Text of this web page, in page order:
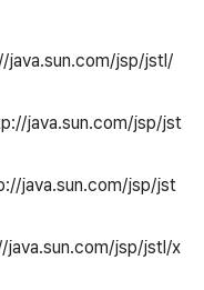
java.sun.com/jsp/jstl/
java.sun.com/jsp/jst
java.sun.com/jsp/jst
java.sun.com/jsp/jstl/x